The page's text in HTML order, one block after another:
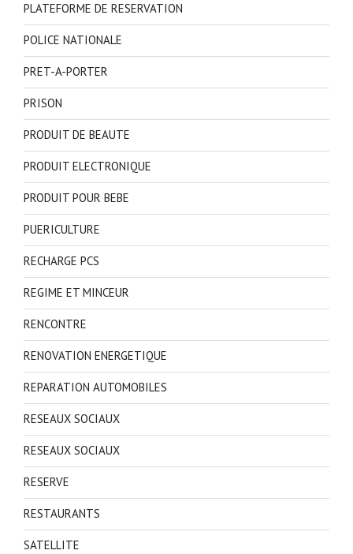
PLATEFORME DE RESERVATION
POLICE NATIONALE
PRET-A-PORTER
PRISON
PRODUIT DE BEAUTE
PRODUIT ELECTRONIQUE
PRODUIT POUR BEBE
PUERICULTURE
RECHARGE PCS
REGIME ET MINCEUR
RENCONTRE
RENOVATION ENERGETIQUE
REPARATION AUTOMOBILES
RESEAUX SOCIAUX
RESEAUX SOCIAUX
RESERVE
RESTAURANTS
SATELLITE